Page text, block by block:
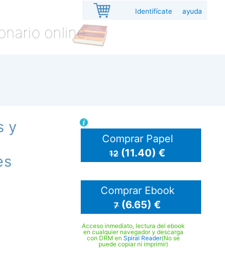
Identifícate ayuda
online
y
Comprar Papel
12(11.40) €
Comprar Ebook
7(6.65) €
Acceso inmediato, lectura del ebook
en cualquier navegador y descarga
con DRM enSpiral Reader(No se
puede copiar ni imprimir)